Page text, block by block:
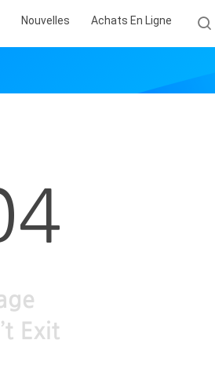
Nouvelles Achats En Ligne